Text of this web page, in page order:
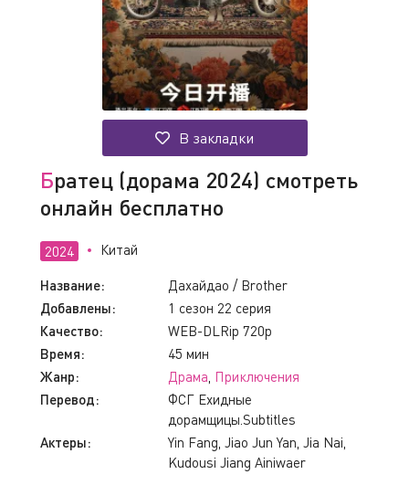
РегистрацияВосстановить пароль
В закладки
Братец (дорама 2024) смотреть
онлайн бесплатно
2024 Китай
Название:
Дахайдао / Brother
Добавлены:
1 сезон 22 серия
Качество:
WEB-DLRip 720p
Время:
45 мин
Жанр:
Драма Приключения
Перевод:
ФСГ Ехидные
дорамщицы.Subtitles
Актеры:
Yin Fang, Jiao Jun Yan, Jia Nai,
Kudousi Jiang Ainiwaer